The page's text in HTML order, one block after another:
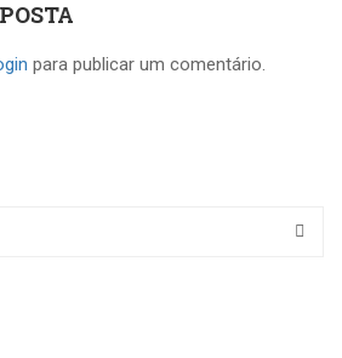
para publicar um comentário.